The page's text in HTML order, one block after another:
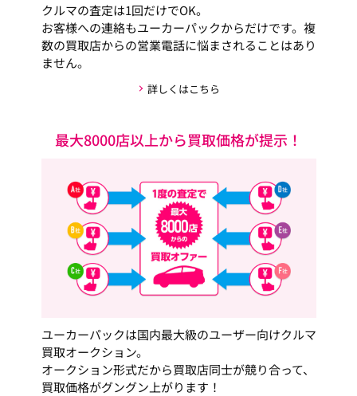
クルマの査定は1回だけでOK。
お客様への連絡もユーカーパックからだけです。複
数の買取店からの営業電話に悩まされることはあり
ません。
詳しくはこちら
最大8000店以上から買取価格が提示！
ユーカーパックは国内最大級のユーザー向けクルマ
買取オークション。
オークション形式だから買取店同士が競り合って、
買取価格がグングン上がります！